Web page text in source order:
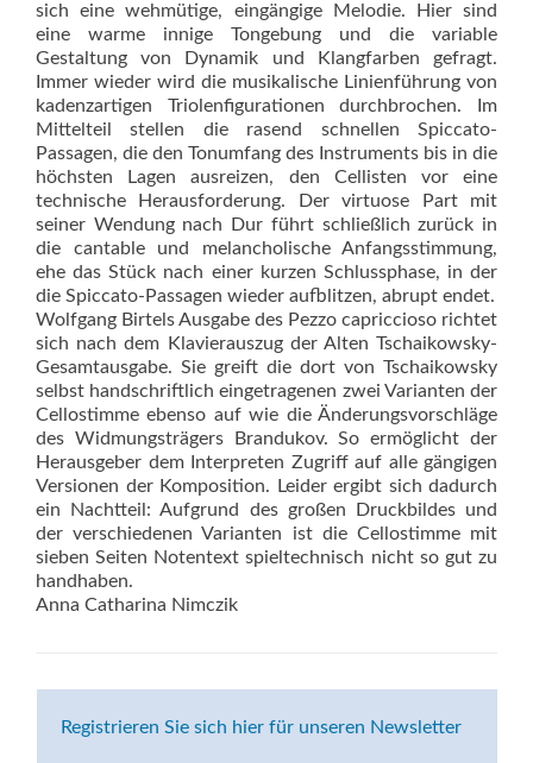
sich eine wehmütige, eingängige Melodie. Hier sind
eine warme innige Tongebung und die variable
Gestaltung von Dynamik und Klangfarben gefragt.
Immer wieder wird die musikalische Linienführung von
kadenzartigen Triolenfigurationen durchbrochen. Im
Mittelteil stellen die rasend schnellen Spiccato-
Passagen, die den Tonumfang des Instruments bis in die
höchsten Lagen ausreizen, den Cellisten vor eine
technische Herausforderung. Der virtuose Part mit
seiner Wendung nach Dur führt schließlich zurück in
die cantable und melancholische Anfangsstimmung,
ehe das Stück nach einer kurzen Schlussphase, in der
die Spiccato-Passagen wieder aufblitzen, abrupt endet.
Wolfgang Birtels Ausgabe des Pezzo capriccioso richtet
sich nach dem Klavierauszug der Alten Tschaikowsky-
Gesamtausgabe. Sie greift die dort von Tschaikowsky
selbst handschriftlich eingetragenen zwei Varianten der
Cellostimme ebenso auf wie die Änderungsvorschläge
des Widmungsträgers Brandukov. So ermöglicht der
Herausgeber dem Interpreten Zugriff auf alle gängigen
Versionen der Komposition. Leider ergibt sich dadurch
ein Nachtteil: Aufgrund des großen Druckbildes und
der verschiedenen Varianten ist die Cellostimme mit
sieben Seiten Notentext spieltechnisch nicht so gut zu
handhaben.
Anna Catharina Nimczik
Registrieren Sie sich hier für unseren Newsletter